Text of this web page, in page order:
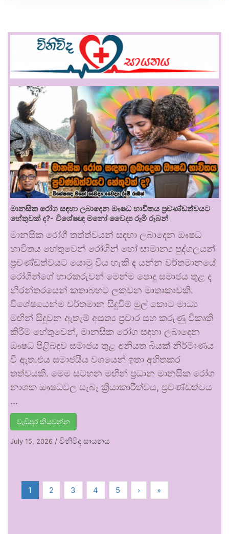
මානසික රෝග සඳහා ලබාදෙන ඖෂධ භාවිතය ප්‍රචණ්ඩත්වයට
හේතුවක් ද?- විශේෂඥ මනෝ වෛද්‍ය රූමි රූබන්
මානසික රෝගී තත්ත්වයන් සඳහා ලබාදෙන ඖෂධ
භාවිතය හේතුවෙන් රෝගීන් හෝ සාමාන්‍ය පුද්ගලයන්
ප්‍රචණ්ඩත්වයට යොමු විය හැකි ද යන්න වර්තමානයේ
රෝගීන්ගේ භාරකරුවන් මෙන්ම පොදු සමාජය තුළ ද
නිරන්තරයෙන් කතාබහට ලක්වන මාතෘකාවකි.
විශේෂයෙන්ම වර්තමාන සිදුවීම් මුල් කොට මාධ්‍ය
මඟින් සිදුවන ඇතැම් අසත්‍ය ප්‍රචාර සහ කරුණු විකෘති
කිරීම් හේතුවෙන්, මානසික රෝග සඳහා ලබාදෙන
ඖෂධ පිළිබඳව සමාජය තුළ අනියත බියක් නිර්මාණය
වී ඇත.එය සමාජයීය වශයෙන් ඉතා අහිතකර
තත්වයකි. මෙම සටහන මඟින් ප්‍රධාන මානසික රෝග
නාශක ඖෂධවල සැබෑ ක්‍රියාකාරීත්වය, ප්‍රචණ්ඩත්වය
…
වැඩිපුර කියවන්න
July 15, 2026 / විනිවිද සායනය
1 2 3 4 5 › »